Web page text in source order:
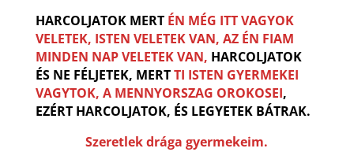
HARCOLJATOK MERT ÉN MÉG ITT VAGYOK
VELETEK, ISTEN VELETEK VAN, AZ ÉN FIAM
MINDEN NAP VELETEK VAN, HARCOLJATOK
ÉS NE FÉLJETEK, MERTTI ISTEN GYERMEKEI
VAGYTOK, A MENNYORSZAG OROKOSEI,
EZÉRT HARCOLJATOK, ÉS LEGYETEK BÁTRAK.
Szeretlek drága gyermekeim.